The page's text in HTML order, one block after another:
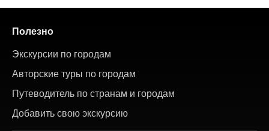
Полезно
Экскурсии по городам
Авторские туры по городам
Путеводитель по странам и городам
Добавить свою экскурсию